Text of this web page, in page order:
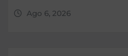
Ago 6, 2026